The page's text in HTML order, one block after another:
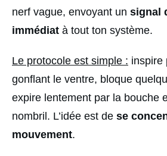
nerf vague, envoyant un signal
immédiat à tout ton système.
Le protocole est simple : inspire
gonflant le ventre, bloque
expire lentement par la bouche
nombril. L’idée est de se
mouvement.